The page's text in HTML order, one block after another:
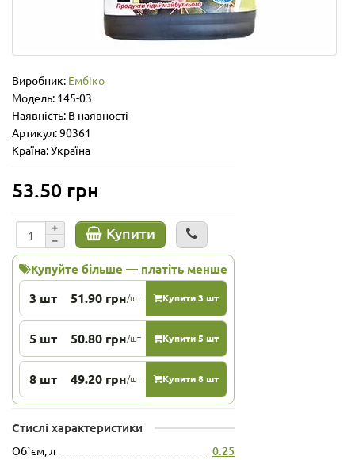
Виробник: Ембіко
Модель: 145-03
Наявність: В наявності
Артикул: 90361
Країна: Україна
53.50 грн
Купити
Купуйте більше — платіть менше
3 шт 51.90 грн/шт Купити 3 шт
5 шт 50.80 грн/шт Купити 5 шт
8 шт 49.20 грн/шт Купити 8 шт
Стислі характеристики
Об`єм, л 0.25